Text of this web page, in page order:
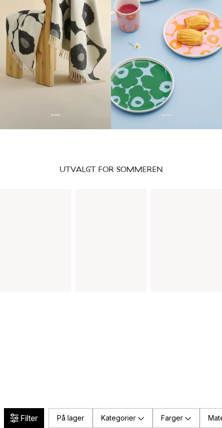
Tekstiler Nyheter
UTVALGT FOR SOMMEREN
Filter På lager Kategorier Farger